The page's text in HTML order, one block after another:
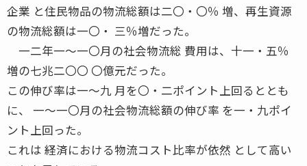
企業 と住民物品の物流総額は二〇・〇％ 増、再生資源
の物流総額は一〇・ 三％増だった。
一二年一〜一〇月の社会物流総 費用は、十一・五％
増の七兆二〇〇 〇億元だった。
この伸び率は一〜九 月を〇・二ポイント上回るととも
に、 一〜一〇月の社会物流総額の伸び率 を一・九ポイ
ント上回った。
これは 経済における物流コスト比率が依然 として高い